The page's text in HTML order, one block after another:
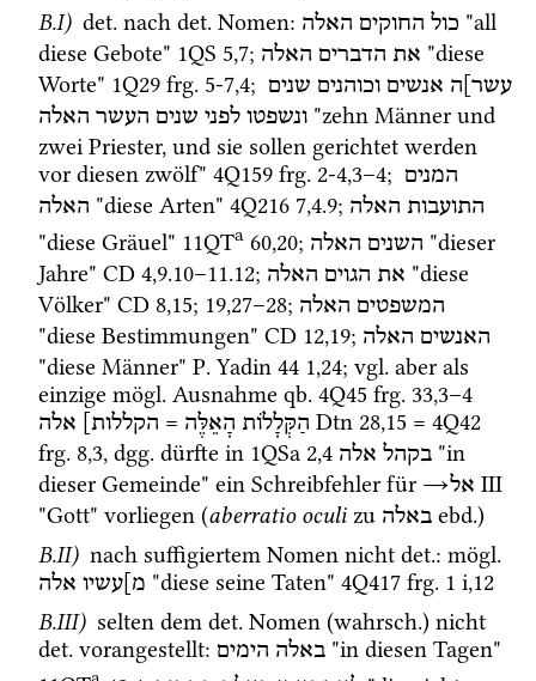
B.I) det. nach det. Nomen: כול החוקים האלה
"all
diese Gebote" 1QS 5,7; את הדברים האלה
"diese
Worte" 1Q29 frg. 5-7,4; עשר]ה אנשים וכוהנים שנים
ונשפטו לפני שנים העשר האלה
"zehn Männer und
zwei Priester, und sie sollen gerichtet werden
vor diesen zwölf" 4Q159 frg. 2-4,3–4; המנים
האלה "diese Arten" 4Q216 7,4.9; התועבות האלה
"diese Gräuel" 11QTa 60,20; השנים האלה
"dieser
Jahre" CD 4,9.10–11.12; את הגוים האלה
"diese
Völker" CD 8,15; 19,27–28; המשפטים האלה
"diese Bestimmungen" CD 12,19; האנשים האלה
"diese Männer" P. Yadin 44 1,24; vgl. aber als
einzige mögl. Ausnahme qb. 4Q45 frg. 33,3–4
הקללות] אלה = הַקְּלָלוֹת הָאֵלֶּה Dtn 28,15 = 4Q42
frg. 8,3, dgg. dürfte in 1QSa 2,4 בקהל אלה
"in
dieser Gemeinde" ein Schreibfehler für →אל ‎ III
"Gott" vorliegen (aberratio oculi zu באלה ebd.)
B.II) nach suffigiertem Nomen nicht det.: mögl.
מ]עשיו אלה "diese seine Taten" 4Q417 frg. 1 i,12
B.III) selten dem det. Nomen (wahrsch.
det. vorangestellt: באלה הימים